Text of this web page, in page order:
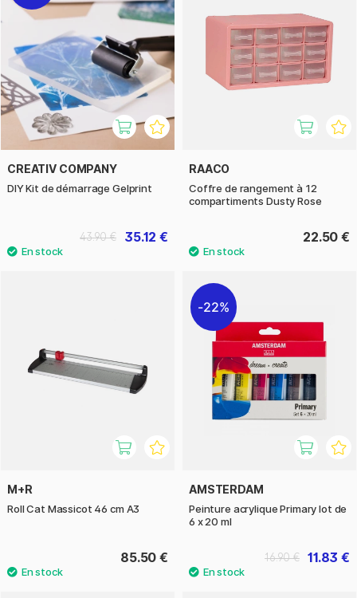
CREATIV COMPANY
DIY Kit de démarrage Gelprint
35.12 €
43.90 €
RAACO
Coffre de rangement à 12
compartiments Dusty Rose
22.50 €
M+R
Roll Cat Massicot 46 cm A3
85.50 €
22%
AMSTERDAM
Peinture acrylique Primary lot de
6 x 20 ml
11.83 €
16.90 €